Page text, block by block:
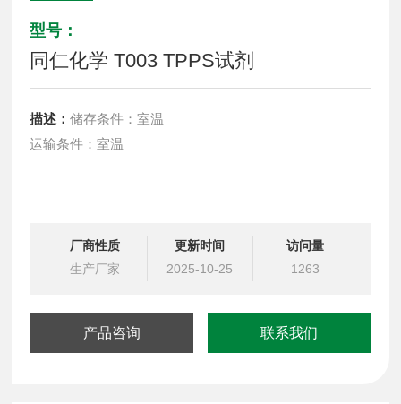
型号：
同仁化学 T003 TPPS试剂
描述：储存条件：室温
运输条件：室温
厂商性质
生产厂家
更新时间
2025-10-25
访问量
1263
产品咨询 联系我们